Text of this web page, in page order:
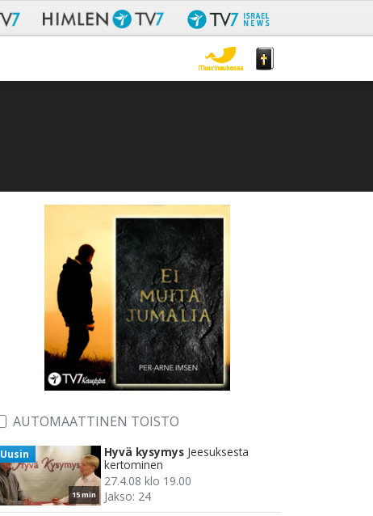
AUTOMAATTINEN TOISTO
15 min
Uusin Hyvä kysymys Jeesuksesta
kertominen
27.4.08 klo 19.00
Jakso: 24